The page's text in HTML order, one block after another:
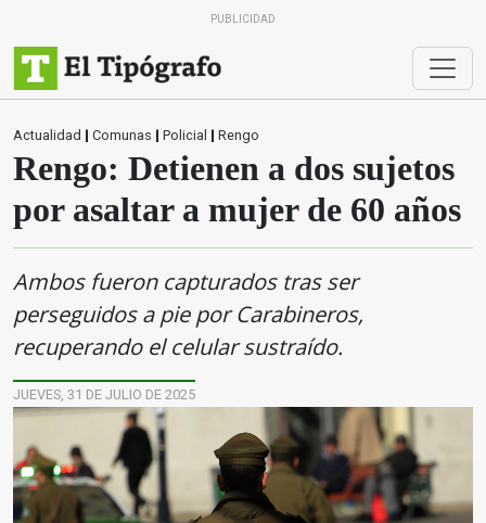
PUBLICIDAD
Actualidad | Comunas | Policial | Rengo
Rengo: Detienen a dos sujetos
por asaltar a mujer de 60 años
Ambos fueron capturados tras ser
perseguidos a pie por Carabineros,
recuperando el celular sustraído.
JUEVES, 31 DE JULIO DE 2025